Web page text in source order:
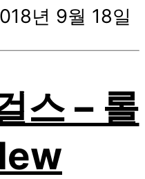
년 9월 18일
스 – 롤